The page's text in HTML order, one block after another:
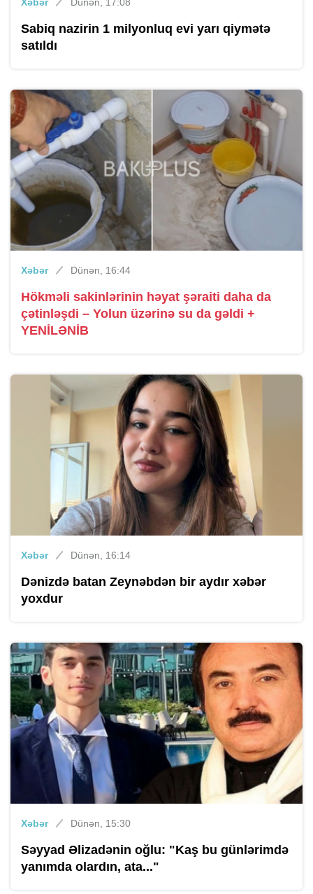
Xəbər Dünən, 17:08
Sabiq nazirin 1 milyonluq evi yarı qiymətə
satıldı
Xəbər Dünən, 16:44
Hökməli sakinlərinin həyat şəraiti daha da
çətinləşdi – Yolun üzərinə su da gəldi +
YENİLƏNİB
Xəbər Dünən, 16:14
Dənizdə batan Zeynəbdən bir aydır xəbər
yoxdur
Xəbər Dünən, 15:30
Səyyad Əlizadənin oğlu: "Kaş bu günlərimdə
yanımda olardın, ata..."